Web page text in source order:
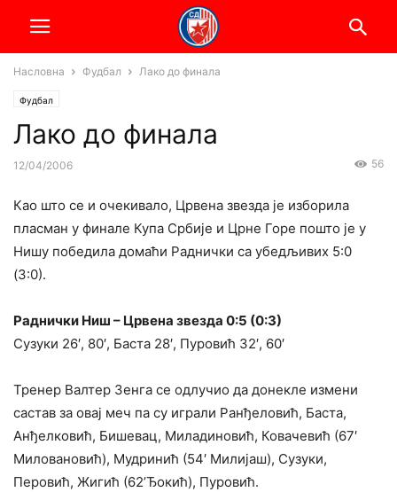
Насловна Фудбал Лако до финала
Фудбал
Лако до финала
12/04/2006 56
Као што се и очекивало, Црвена звезда је изборила
пласман у финале Купа Србије и Црне Горе пошто је у
Нишу победила домаћи Раднички са убедљивих 5:0
(3:0).
Раднички Ниш – Црвена звезда 0:5 (0:3)
Сузуки 26′, 80′, Баста 28′, Пуровић 32′, 60′
Тренер Валтер Зенга се одлучио да донекле измени
састав за овај меч па су играли Ранђеловић, Баста,
Анђелковић, Бишевац, Миладиновић, Ковачевић (67′
Миловановић), Мудринић (54′ Милијаш), Сузуки,
Перовић, Жигић (62’Ђокић), Пуровић.